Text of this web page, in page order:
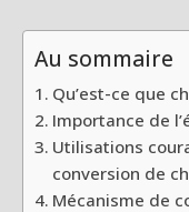
Au sommaire
Qu’est-ce que
Importance de
Utilisations
conversion de
Mécanisme de